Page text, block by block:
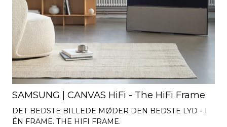
SAMSUNG | CANVAS HiFi - The HiFi Frame
DET BEDSTE BILLEDE MØDER DEN BEDSTE LYD - I
ÉN FRAME. THE HIFI FRAME.